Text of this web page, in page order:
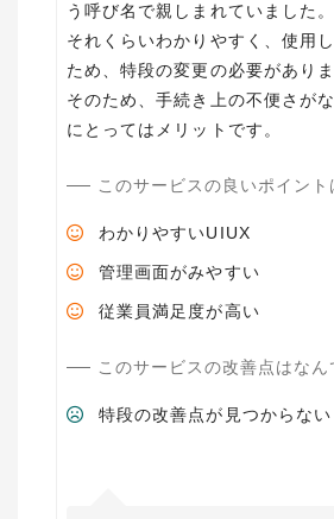
う呼び名で親しまれていました。
それくらいわかりやすく、使用
ため、特段の変更の必要がありま
そのため、手続き上の不便さが
このサービスの良いポイント
わかりやすいUIUX
管理画面がみやすい
従業員満足度が高い
このサービスの改善点はなん
特段の改善点が見つからない